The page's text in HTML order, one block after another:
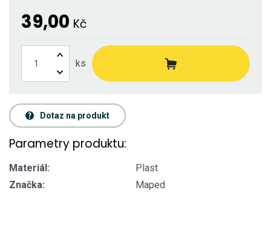
39,00 Kč
ks
Dotaz na produkt
Parametry produktu:
Materiál:
Plast
Značka:
Maped